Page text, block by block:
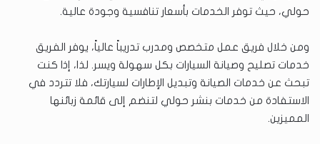
حولي، حيث توفر الخدمات بأسعار تنافسية وجودة عالية.
ومن خلال فريق عمل متخصص ومدرب تدريباً عالياً، يوفر الفريق
خدمات تصليح وصيانة السيارات بكل سهولة ويسر. لذا، إذا كنت
تبحث عن خدمات الصيانة وتبديل الإطارات لسيارتك، فلا تتردد في
الاستفادة من خدمات بنشر حولي لتنضم إلى قائمة زبائنها
المميزين.